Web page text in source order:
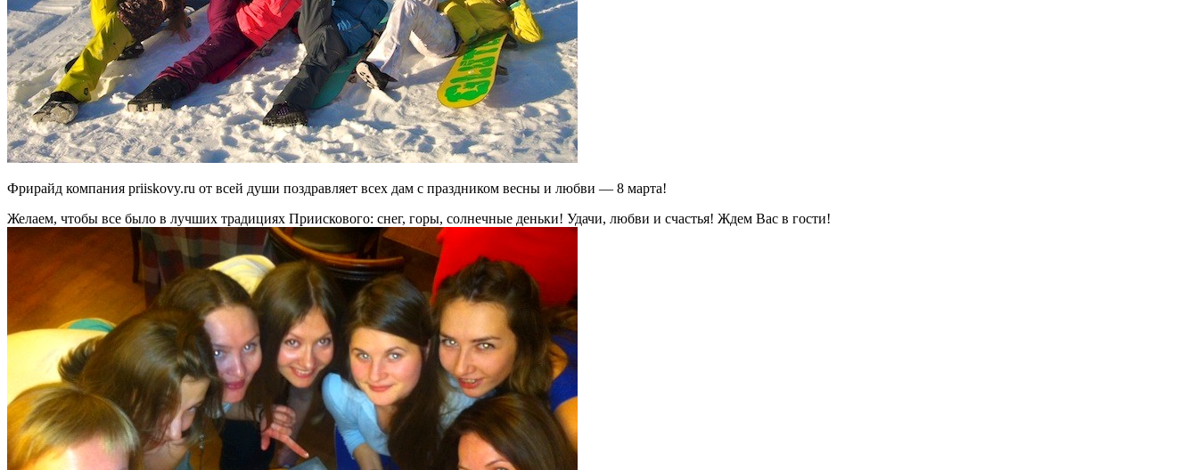
Фрирайд компания priiskovy.ru от всей души поздравляет всех дам с праздником весны и любви — 8 марта!
Желаем, чтобы все было в лучших традициях Приискового: снег, горы, солнечные деньки! Удачи, любви и счастья! Ждем Вас в гости!